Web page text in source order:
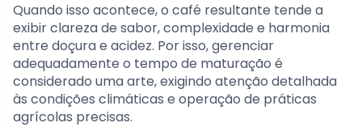
Quando isso acontece, o café resultante tende a
exibir clareza de sabor, complexidade e harmonia
entre doçura e acidez. Por isso, gerenciar
adequadamente o tempo de maturação é
considerado uma arte, exigindo atenção detalhada
às condições climáticas e operação de práticas
agrícolas precisas.